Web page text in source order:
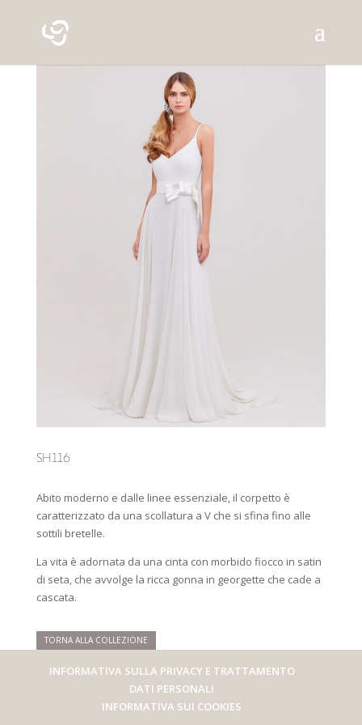
SH116
Abito moderno e dalle linee essenziale, il corpetto è
caratterizzato da una scollatura a V che si sfina fino alle
sottili bretelle.
La vita è adornata da una cinta con morbido fiocco in satin
di seta, che avvolge la ricca gonna in georgette che cade a
cascata.
TORNA ALLA COLLEZIONE
INFORMATIVA SULLA PRIVACY E TRATTAMENTO
DATI PERSONALI
INFORMATIVA SUI COOKIES